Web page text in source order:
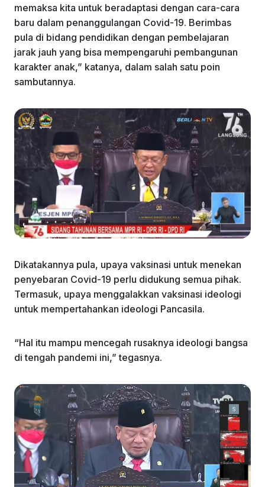
memaksa kita untuk beradaptasi dengan cara-cara
baru dalam penanggulangan Covid-19. Berimbas
pula di bidang pendidikan dengan pembelajaran
jarak jauh yang bisa mempengaruhi pembangunan
karakter anak,” katanya, dalam salah satu poin
sambutannya.
Dikatakannya pula, upaya vaksinasi untuk menekan
penyebaran Covid-19 perlu didukung semua pihak.
Termasuk, upaya menggalakkan vaksinasi ideologi
untuk mempertahankan ideologi Pancasila.
“Hal itu mampu mencegah rusaknya ideologi bangsa
di tengah pandemi ini,” tegasnya.